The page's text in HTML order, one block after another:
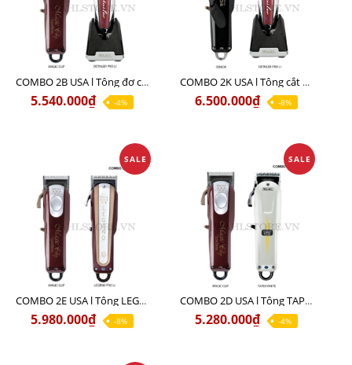
COMBO 2B USA l Tông đơ cắt Magic clip Red + Tông đơ viền Detailer Pro Li
5.540.000₫ -4%
COMBO 2K USA l Tông cắt SENIOR +Tông viền DETAILER PRO LI
6.500.000₫ -8%
SALE
COMBO 2E USA l Tông LEGEND PRO LI + Tông MAGIC CLIP
5.980.000₫ -8%
SALE
COMBO 2D USA l Tông TAPER WHITE + Tông MAGIC CLIP
5.280.000₫ -4%